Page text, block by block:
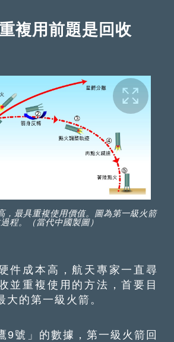
複用前題是回收
，最具重複使用價值。圖為第一級火箭
程。（當代中國製圖）
成本高，航天專家一直尋
並重複使用的方法，首要目
大的第一級火箭。
」的數據，第一級火箭回